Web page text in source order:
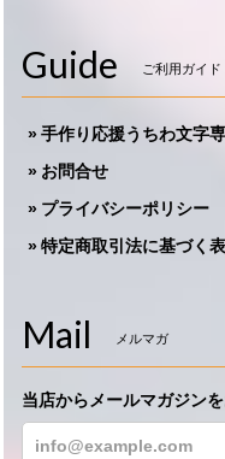
Guide ご利用ガイド
手作り応援うちわ文
お問合せ
プライバシーポリシー
特定商取引法に基づく
Mail メルマガ
当店からメールマガジン